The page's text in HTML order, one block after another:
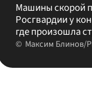
Машины скорой
Росгвардии у
где произошла
Максим Блинов/